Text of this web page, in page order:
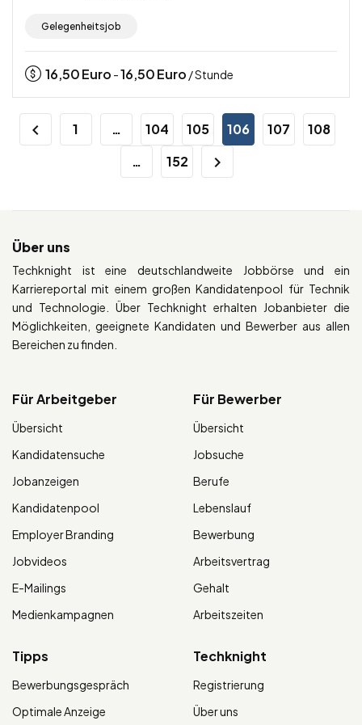
Gelegenheitsjob
16,50Euro -16,50Euro / Stunde
1 … 104 105 106 107
108
…
152
Über uns
Techknight ist eine deutschlandweite Jobbörse und ein
Karriereportal mit einem großen Kandidatenpool für Technik
und Technologie. Über Techknight erhalten Jobanbieter die
Möglichkeiten, geeignete Kandidaten und Bewerber aus allen
Bereichen zu finden.
Für Arbeitgeber
Übersicht
Kandidatensuche
Jobanzeigen
Kandidatenpool
Employer Branding
Jobvideos
E-Mailings
Medienkampagnen
Für Bewerber
Übersicht
Jobsuche
Berufe
Lebenslauf
Bewerbung
Arbeitsvertrag
Gehalt
Arbeitszeiten
Tipps
Bewerbungsgespräch
Optimale Anzeige
Techknight
Registrierung
Über uns